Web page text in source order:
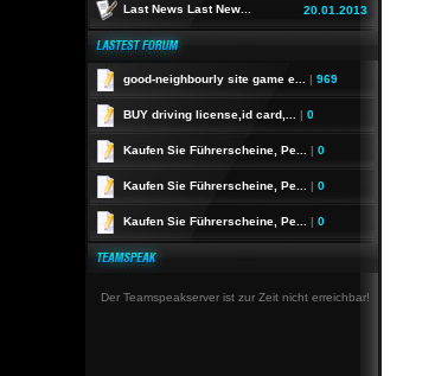
Last News Last New... 20.01.2013
good-neighbourly site game e... | 969
BUY driving license,id card,... | 0
Kaufen Sie Führerscheine, Pe... | 0
Kaufen Sie Führerscheine, Pe... | 0
Kaufen Sie Führerscheine, Pe... | 0
Der Teamspeakserver ist zur Zeit nicht erreichbar!